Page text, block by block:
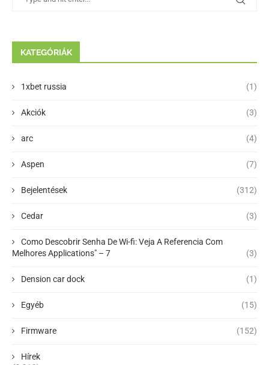
KATEGÓRIÁK
1xbet russia (1)
Akciók (3)
arc (4)
Aspen (7)
Bejelentések (312)
Cedar (3)
Como Descobrir Senha De Wi-fi: Veja A Referencia Com
Melhores Applications" – 7
(3)
Dension car dock (1)
Egyéb (15)
Firmware (152)
Hírek